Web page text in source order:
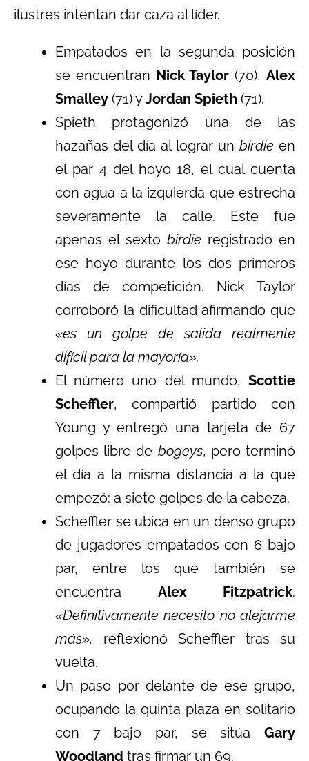
ilustres intentan dar caza al líder.
Empatados en la segunda posición
se encuentran Nick Taylor (70),Alex
Smalley (71) yJordan Spieth (71).
Spieth protagonizó una de las
hazañas del día al lograr un birdie en
el par 4 del hoyo 18, el cual cuenta
con agua a la izquierda que estrecha
severamente la calle. Este fue
apenas el sexto birdie registrado en
ese hoyo durante los dos primeros
días de competición. Nick Taylor
corroboró la dificultad afirmando que
«es un golpe de salida realmente
difícil para la mayoría».
El número uno del mundo, Scottie
Scheffler, compartió partido con
Young y entregó una tarjeta de 67
golpes libre de bogeys, pero terminó
el día a la misma distancia a la que
empezó: a siete golpes de la cabeza.
Scheffler se ubica en un denso grupo
de jugadores empatados con 6 bajo
par, entre los que también se
encuentra Alex Fitzpatrick.
«Definitivamente necesito no alejarme
más», reflexionó Scheffler tras su
vuelta.
Un paso por delante de ese grupo,
ocupando la quinta plaza en solitario
con 7 bajo par, se sitúa Gary
Woodland tras firmar un 69.